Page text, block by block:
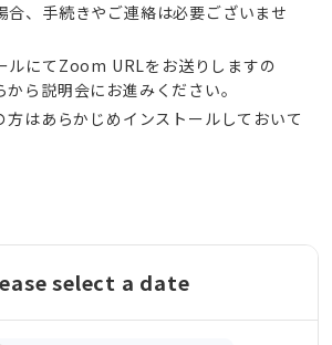
合、手続きやご連絡は必要ございませ
ルにてZoom URLをお送りしますの
ら説明会にお進みください。
方はあらかじめインストールしておいて
select a date